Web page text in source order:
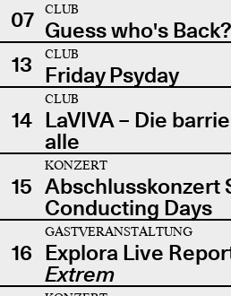
07
CLUB
Guess who's
13
CLUB
Friday Psyday
14
CLUB
LaVIVA – Die
alle
15
KONZERT
Abschlusskonzert
Conducting Days
16
GASTVERANSTALTUNG
Explora Live
Extrem